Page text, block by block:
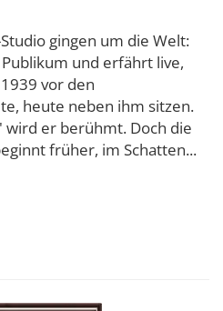
gingen um die Welt:
und erfährt live,
vor den
heute neben ihm sitzen.
er berühmt. Doch die
früher, im Schatten...